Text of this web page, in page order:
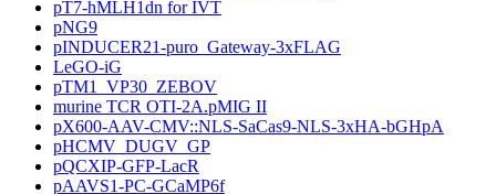
pT7-hMLH1dn for IVT
pNG9
pINDUCER21-puro_Gateway-3xFLAG
LeGO-iG
pTM1_VP30_ZEBOV
murine TCR OTI-2A.pMIG II
pX600-AAV-CMV::NLS-SaCas9-NLS-3xHA-bGHpA
pHCMV_DUGV_GP
pQCXIP-GFP-LacR
pAAVS1-PC-GCaMP6f